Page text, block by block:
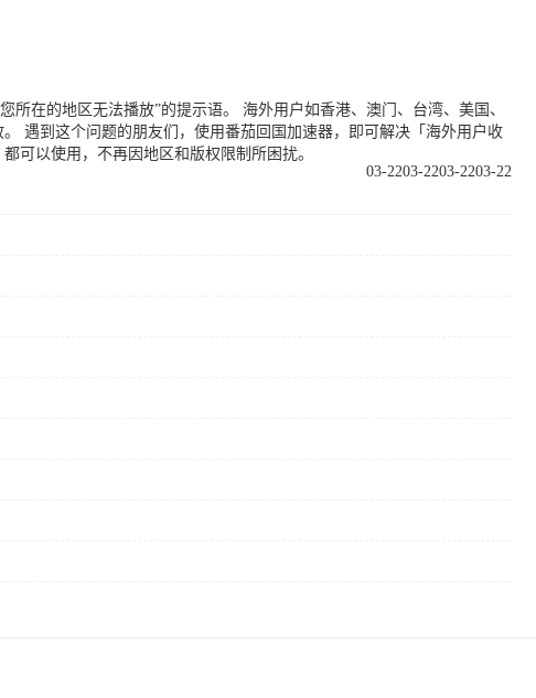
在的地区无法播放”的提示语。 海外用户如香港、澳门、台湾、美国、
遇到这个问题的朋友们，使用番茄回国加速器，即可解决「海外用户收
可以使用，不再因地区和版权限制所困扰。
03-22
03-22
03-22
03-22